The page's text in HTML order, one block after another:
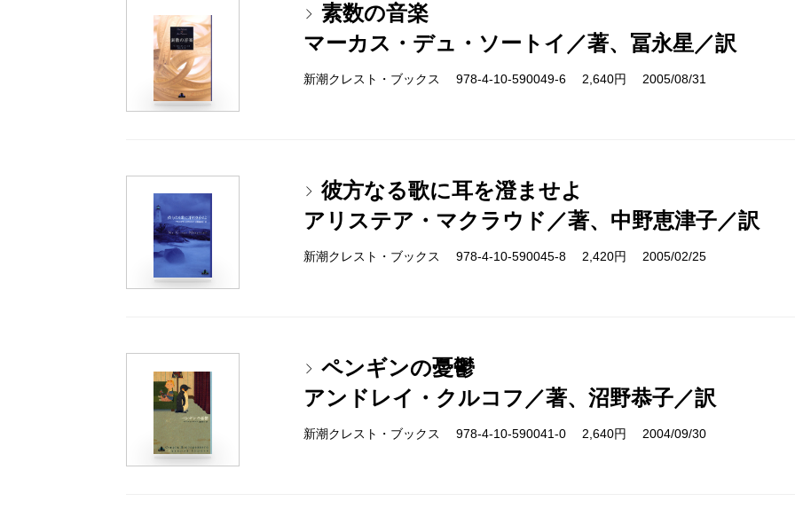
素数の音楽
マーカス・デュ・ソートイ／著、冨永星／訳
新潮クレスト・ブックス 978-4-10-590049-6 2,640円 2005/08/31
彼方なる歌に耳を澄ませよ
アリステア・マクラウド／著、中野恵津子／訳
新潮クレスト・ブックス 978-4-10-590045-8 2,420円 2005/02/25
ペンギンの憂鬱
アンドレイ・クルコフ／著、沼野恭子／訳
新潮クレスト・ブックス 978-4-10-590041-0 2,640円 2004/09/30